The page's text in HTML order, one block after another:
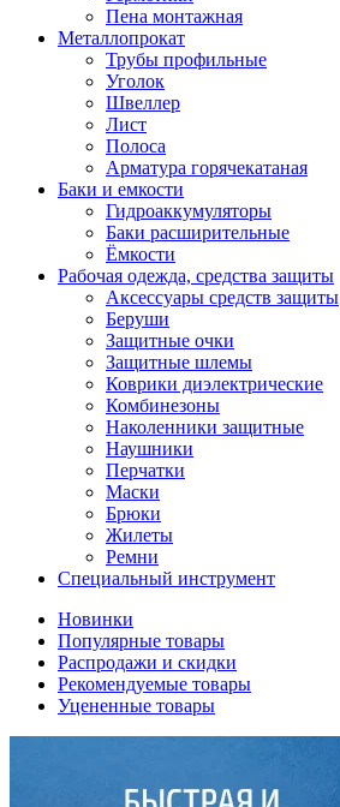
Пена монтажная
Металлопрокат
Трубы профильные
Уголок
Швеллер
Лист
Полоса
Арматура горячекатаная
Баки и емкости
Гидроаккумуляторы
Баки расширительные
Ёмкости
Рабочая одежда, средства защиты
Аксессуары средств защиты
Беруши
Защитные очки
Защитные шлемы
Коврики диэлектрические
Комбинезоны
Наколенники защитные
Наушники
Перчатки
Маски
Брюки
Жилеты
Ремни
Специальный инструмент
Новинки
Популярные товары
Распродажи и скидки
Рекомендуемые товары
Уцененные товары